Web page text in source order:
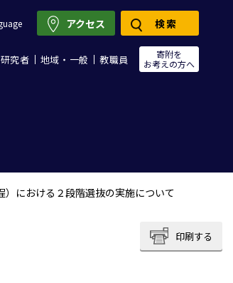
究者 地域・一般 教職員
寄附を
お考えの方へ
アクセス 検索
における２段階選抜の実施について
印刷する